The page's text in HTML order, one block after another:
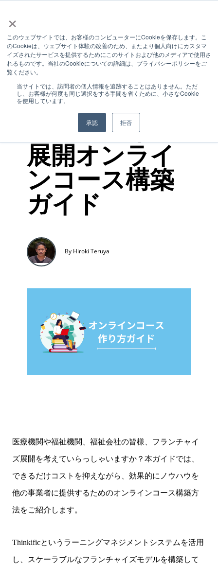
×
このウェブサイトでは、お客様のコンピューターにCookieを保存します。こ
のCookieは、ウェブサイト体験の改善のため、またより個人向けにカスタマ
イズされたサービスを提供するためにこのサイトおよび他のメディアで使用さ
れるものです。当社のCookieについての詳細は、プライバシーポリシーをご
覧ください。
当サイトでは、訪問者の個人情報を追跡することはありません。ただ
し、お客様が何度も同じ選択をする手間を省くために、小さなCookie
を使用しています。
承認 拒否
2 MIN READ
医療・福祉機
関のためのフ
ランチャイズ
展開オンライ
ンコース構築
ガイド
By Hiroki Teruya
医療機関や福祉機関、福祉会社の皆様、フランチャイ
ズ展開を考えていらっしゃいますか？本ガイドでは、
できるだけコストを抑えながら、効果的にノウハウを
他の事業者に提供するためのオンラインコース構築方
法をご紹介します。
Thinkificというラーニングマネジメントシステムを活用
し、スケーラブルなフランチャイズモデルを構築して